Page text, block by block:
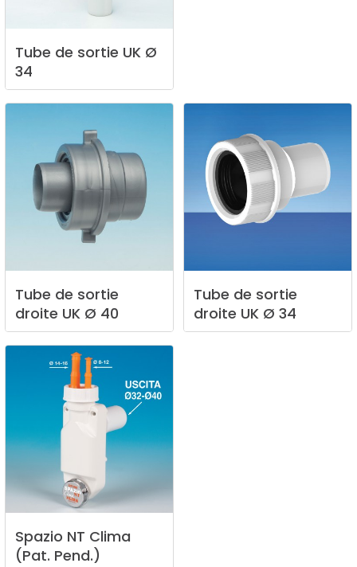
Tube de sortie UK Ø
34
Tube de sortie
droite UK Ø 40
Tube de sortie
droite UK Ø 34
Spazio NT Clima
(Pat. Pend.)